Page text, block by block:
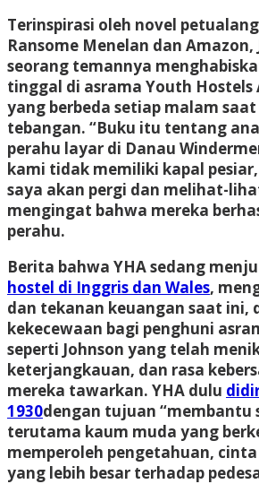
Terinspirasi oleh novel
Ransome Menelan dan Amazon,
seorang temannya
tinggal di asrama Youth Hostels
yang berbeda setiap malam
tebangan. “Buku itu tentang
perahu layar di Danau
kami tidak memiliki kapal
saya akan pergi dan melihat-
mengingat bahwa mereka
perahu.
Berita bahwa YHA sedang
hostel di Inggris dan Wales,
dan tekanan keuangan saat ini,
kekecewaan bagi penghuni
seperti Johnson yang telah
keterjangkauan, dan rasa
mereka tawarkan. YHA dulu
1930dengan tujuan “membantu
terutama kaum muda yang
memperoleh pengetahuan,
yang lebih besar terhadap